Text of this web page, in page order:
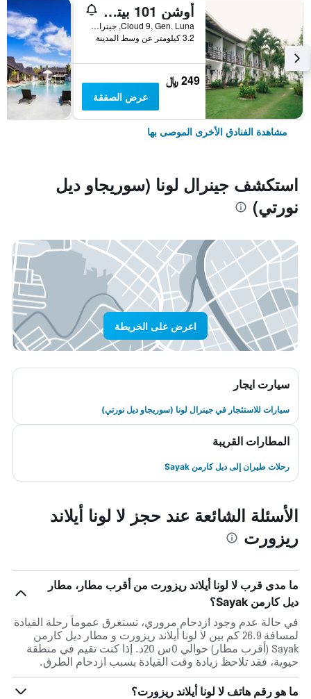
أوشن 101 بيتش ريزورت
Cloud 9, Gen. Luna, جينرال لونا (سوريجاو ديل نورتي), الفلبين
3.2 كيلومتر عن وسط المدينة
249 ﷼
عرض الصفقة
مشاهدة الفنادق الأخرى الموصى بها
استكشف جينرال لونا (سوريجاو ديل
نورتي)
اعرض على الخريطة
سيارت ايجار
سيارات للاستئجار في جينرال لونا (سوريجاو ديل نورتي)
المطارات القريبة
رحلات طيران إلى ديل كارمن Sayak
الأسئلة الشائعة عند حجز لا لونا أيلاند
ريزورت
ما مدى قرب لا لونا أيلاند ريزورت من أقرب مطار، مطار
ديل كارمن Sayak؟
في حالة عدم وجود ازدحام مروري، تستغرق عموماً رحلة القيادة
لمسافة 26.9 كم بين لا لونا أيلاند ريزورت و مطار ديل كارمن
Sayak (أقرب مطار) حوالي 0س 20د. إذا كنت تقيم في منطقة
حيوية، فقد تلاحظ زيادة وقت القيادة بسبب ازدحام الطرق.
ما هو رقم هاتف لا لونا أيلاند ريزورت؟